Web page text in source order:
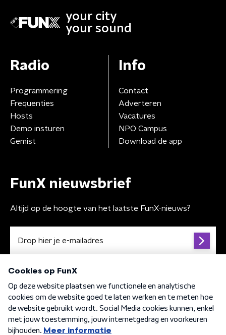
your city
your sound
Radio
Programmering
Frequenties
Hosts
Demo insturen
Gemist
Info
Contact
Adverteren
Vacatures
NPO Campus
Download de app
FunX nieuwsbrief
Altijd op de hoogte van het laatste FunX-nieuws?
Algemene voorwaarden Privacybeleid